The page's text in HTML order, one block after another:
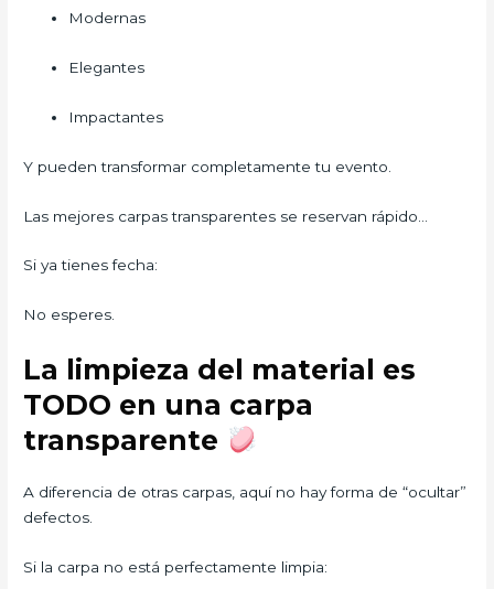
Modernas
Elegantes
Impactantes
Y pueden transformar completamente tu evento.
Las mejores carpas transparentes se reservan rápido…
Si ya tienes fecha:
No esperes.
La limpieza del material es
TODO en una carpa
transparente
A diferencia de otras carpas, aquí no hay forma de “ocultar”
defectos.
Si la carpa no está perfectamente limpia: